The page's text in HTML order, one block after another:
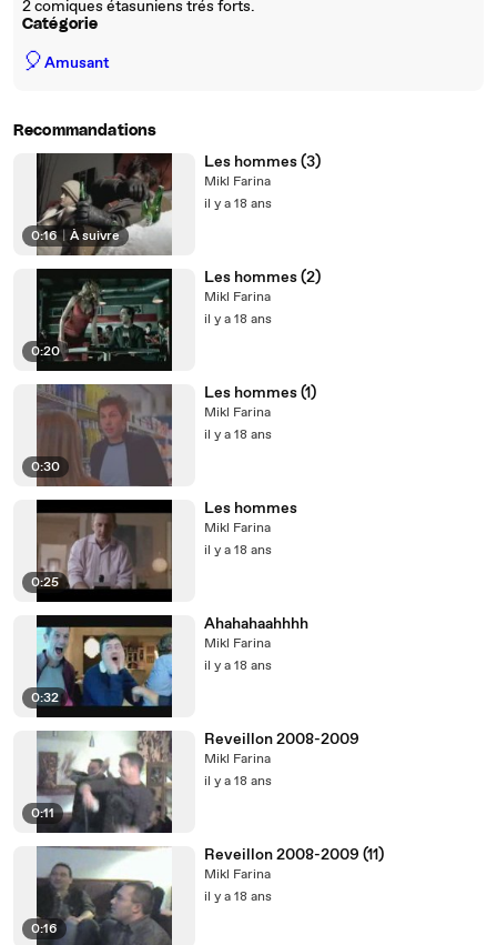
2 comiques étasuniens trés forts.
Catégorie
🎈Amusant
Recommandations
0:16 À suivre
Les hommes (3)
Mikl Farina
il y a 18 ans
0:20
Les hommes (2)
Mikl Farina
il y a 18 ans
0:30
Les hommes (1)
Mikl Farina
il y a 18 ans
0:25
Les hommes
Mikl Farina
il y a 18 ans
0:32
Ahahahaahhhh
Mikl Farina
il y a 18 ans
0:11
Reveillon 2008-2009
Mikl Farina
il y a 18 ans
0:16
Reveillon 2008-2009 (11)
Mikl Farina
il y a 18 ans